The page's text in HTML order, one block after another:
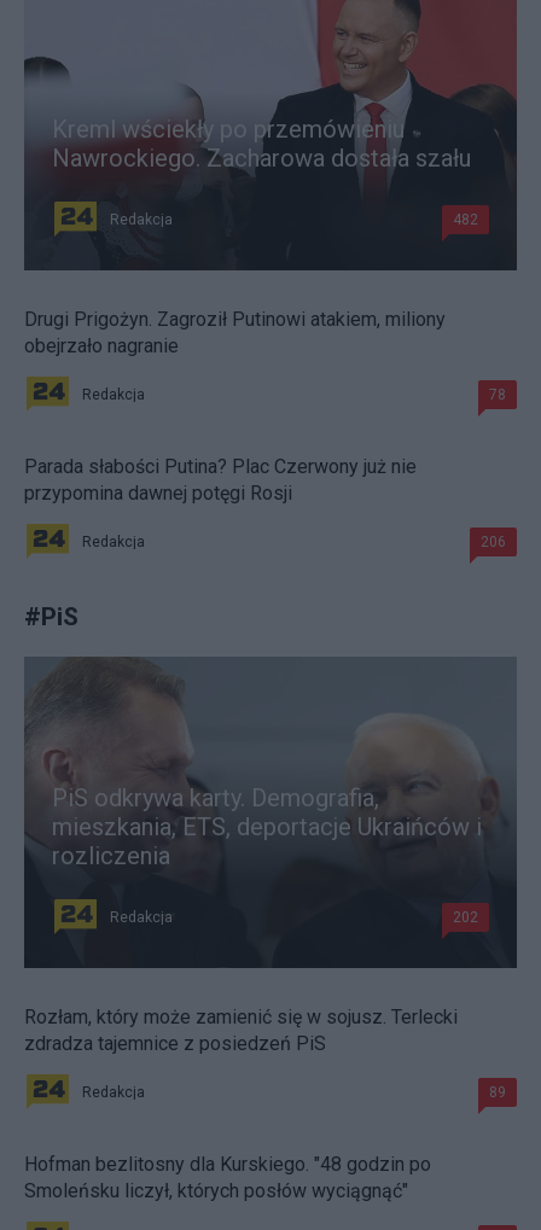
Kreml wściekły po przemówieniu
Nawrockiego. Zacharowa dostała szału
Redakcja 482
Drugi Prigożyn. Zagroził Putinowi atakiem, miliony
obejrzało nagranie
Redakcja 78
Parada słabości Putina? Plac Czerwony już nie
przypomina dawnej potęgi Rosji
Redakcja 206
#PiS
PiS odkrywa karty. Demografia,
mieszkania, ETS, deportacje Ukraińców i
rozliczenia
Redakcja 202
Rozłam, który może zamienić się w sojusz. Terlecki
zdradza tajemnice z posiedzeń PiS
Redakcja 89
Hofman bezlitosny dla Kurskiego. "48 godzin po
Smoleńsku liczył, których posłów wyciągnąć"